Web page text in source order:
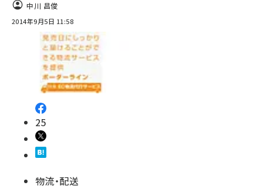
中川 昌俊
2014年9月5日 11:58
25
物流・配送